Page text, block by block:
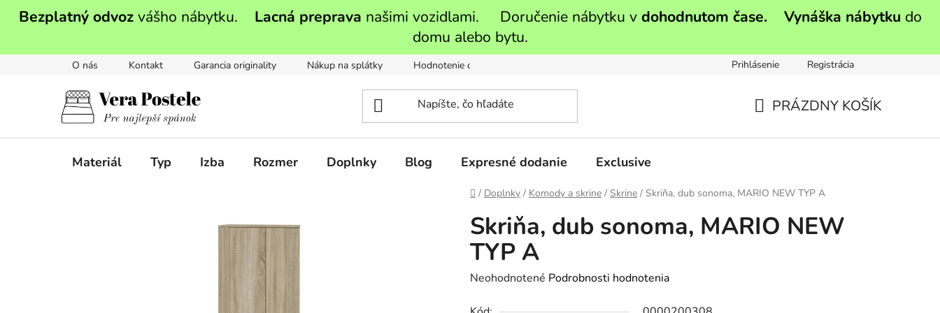
Bezplatný odvozvášho nábytku. Lacná preprava našimi vozidlami. Doručenie nábytku v dohodnutom čase. Vynáška nábytku do
domu alebo bytu.
O nás Kontakt Garancia originality Nákup na splátky Hodnotenie obchodu Prihlásenie Registrácia
PRÁZDNY KOŠÍK
Materiál Typ Izba Rozmer Doplnky Blog Expresné dodanie Exclusive
Domov
/ Doplnky / Komody a skrine / Skrine / Skriňa, dub sonoma, MARIO NEW TYP A
Skriňa, dub sonoma, MARIO NEW
TYP A
Priemerné
Neohodnotené Podrobnosti hodnotenia